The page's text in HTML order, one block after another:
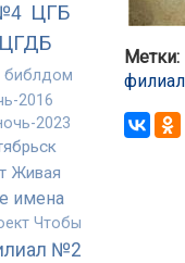
ЦГБ
ЦГДБ
библдом
2016
2023
Живая
имена
Чтобы
№2
Метки: